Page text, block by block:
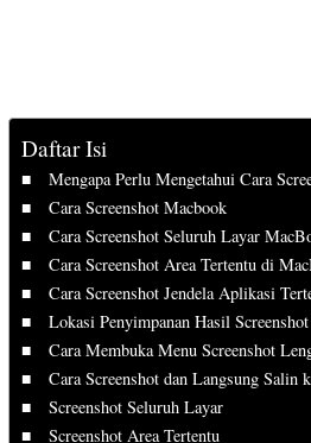
Daftar Isi
Mengapa Perlu Mengetahui Cara
Cara Screenshot Macbook
Cara Screenshot Seluruh Layar
Cara Screenshot Area Tertentu di
Cara Screenshot Jendela Aplikasi
Lokasi Penyimpanan Hasil
Cara Membuka Menu Screenshot
Cara Screenshot dan Langsung Salin
Screenshot Seluruh Layar
Screenshot Area Tertentu